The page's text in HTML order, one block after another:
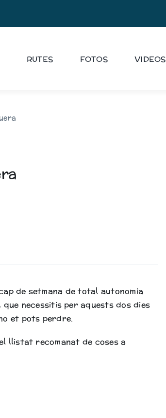
RUTES FOTOS VIDEOS
de setmana de total autonomia
necessitis per aquests dos dies
et pots perdre.
llistat recomanat de coses a